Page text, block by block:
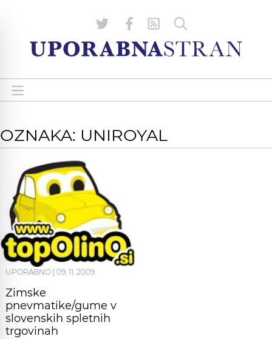
OZNAKA: UNIROYAL
UPORABNO 09. 11. 2009
Zimske
pnevmatike/gume v
slovenskih spletnih
trgovinah